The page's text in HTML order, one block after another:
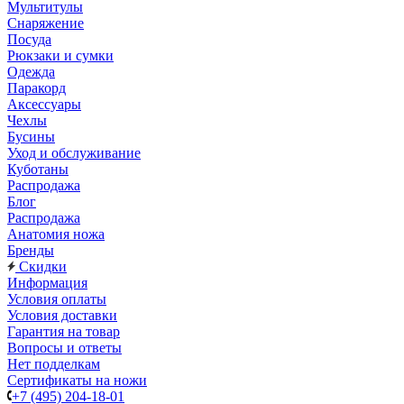
Мультитулы
Снаряжение
Посуда
Рюкзаки и сумки
Одежда
Паракорд
Аксессуары
Чехлы
Бусины
Уход и обслуживание
Куботаны
Распродажа
Блог
Распродажа
Анатомия ножа
Бренды
Скидки
Информация
Условия оплаты
Условия доставки
Гарантия на товар
Вопросы и ответы
Нет подделкам
Сертификаты на ножи
+7 (495) 204-18-01